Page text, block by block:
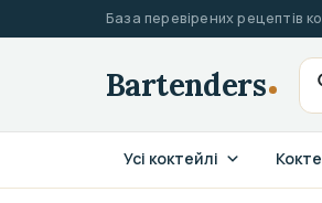
до
База перевірених рецептів
Усі коктейлі